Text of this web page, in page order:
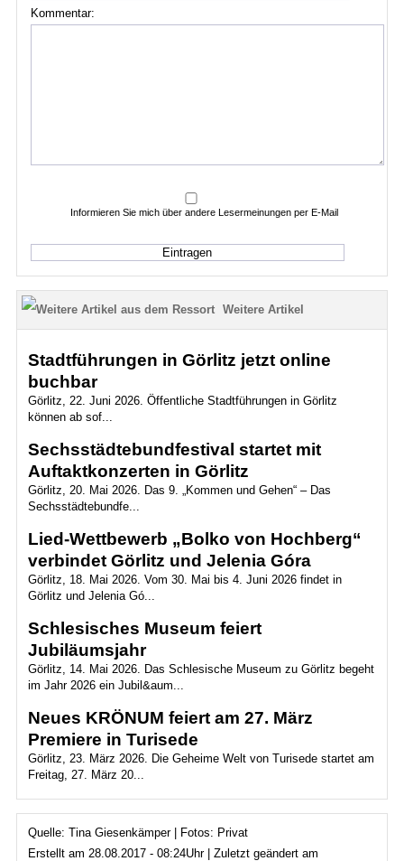
Kommentar:
Informieren Sie mich über andere Lesermeinungen per E-Mail
Weitere Artikel
Stadtführungen in Görlitz jetzt online
buchbar
Görlitz, 22. Juni 2026. Öffentliche Stadtführungen in Görlitz
können ab sof...
Sechsstädtebundfestival startet mit
Auftaktkonzerten in Görlitz
Görlitz, 20. Mai 2026. Das 9. „Kommen und Gehen“ – Das
Sechsstädtebundfe...
Lied-Wettbewerb „Bolko von Hochberg“
verbindet Görlitz und Jelenia Góra
Görlitz, 18. Mai 2026. Vom 30. Mai bis 4. Juni 2026 findet in
Görlitz und Jelenia Gó...
Schlesisches Museum feiert
Jubiläumsjahr
Görlitz, 14. Mai 2026. Das Schlesische Museum zu Görlitz begeht
im Jahr 2026 ein Jubil&aum...
Neues KRÖNUM feiert am 27. März
Premiere in Turisede
Görlitz, 23. März 2026. Die Geheime Welt von Turisede startet am
Freitag, 27. März 20...
Quelle: Tina Giesenkämper | Fotos: Privat
Erstellt am 28.08.2017 - 08:24Uhr | Zuletzt geändert am